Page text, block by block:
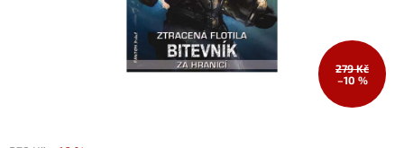
279 Kč
–10 %